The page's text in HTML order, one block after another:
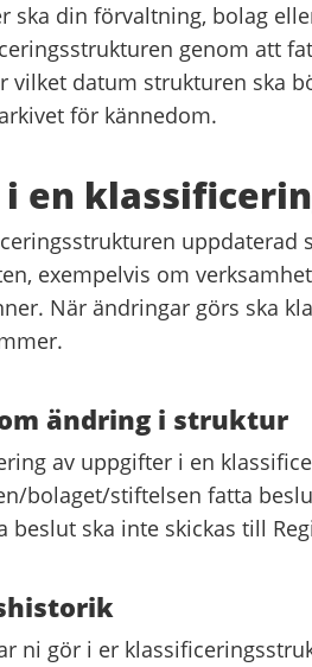
ska din förvaltning, bolag
genom att
vilket datum strukturen ska
för kännedom.
i en
uppdaterad
exempelvis om
När ändringar görs ska
ändring i struktur
av uppgifter i en
bolaget/stiftelsen fatta
beslut ska inte skickas till
ni gör i er